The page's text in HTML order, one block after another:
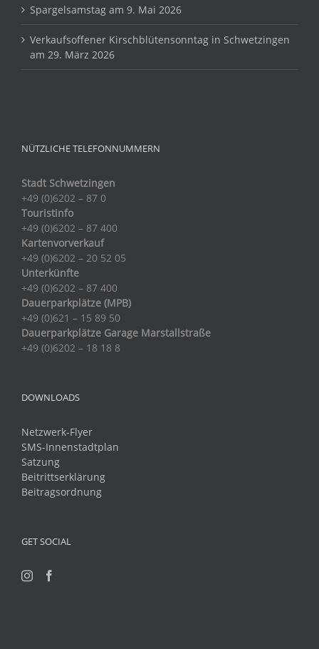
Spargelsamstag am 9. Mai 2026
Verkaufsoffener Kirschblütensonntag in Schwetzingen
am 29. März 2026
NÜTZLICHE TELEFONNUMMERN
Stadt Schwetzingen
+49 (0)6202 – 87 0
Touristinfo
+49 (0)6202 – 87 400
Kartenvorverkauf
+49 (0)6202 – 20 52 05
Unterkünfte
+49 (0)6202 – 87 400
Dauerparkplätze (MPB)
+49 (0)621 – 15 89 50
Dauerparkplätze Garage Marstallstraße
+49 (0)6202 – 18 18 8
DOWNLOADS
Netzwerk-Flyer
SMS-Innenstadtplan
Satzung
Beitrittserklärung
Beitragsordnung
GET SOCIAL